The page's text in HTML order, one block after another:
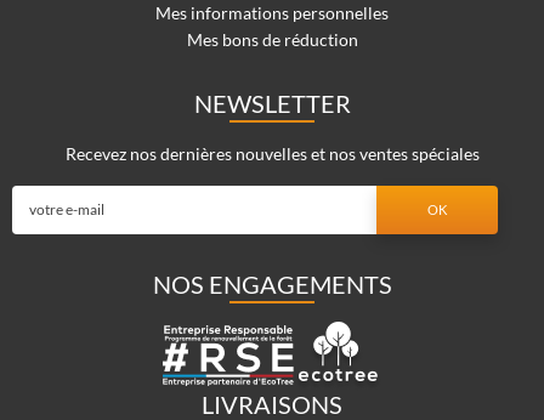
Mes informations personnelles
Mes bons de réduction
NEWSLETTER
Recevez nos dernières nouvelles et nos ventes spéciales
NOS ENGAGEMENTS
LIVRAISONS